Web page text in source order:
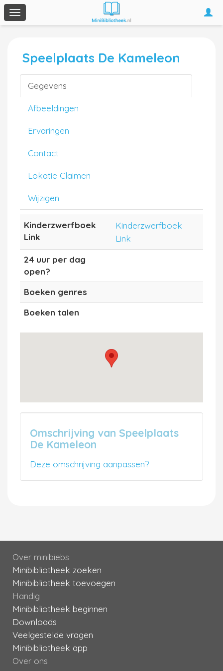
Toggle
navigation
Speelplaats De Kameleon
Gegevens
Afbeeldingen
Ervaringen
Contact
Lokatie Claimen
Wijzigen
Kinderzwerfboek
Link
Kinderzwerfboek
Link
24 uur per dag
open?
Boeken genres
Boeken talen
Omschrijving van Speelplaats
De Kameleon
Deze omschrijving aanpassen?
Over minibiebs
Minibibliotheek zoeken
Minibibliotheek toevoegen
Handig
Minibibliotheek beginnen
Downloads
Veelgestelde vragen
Minibibliotheek app
Over ons